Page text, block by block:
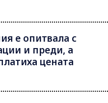
е опитвала с
и преди, а
цената